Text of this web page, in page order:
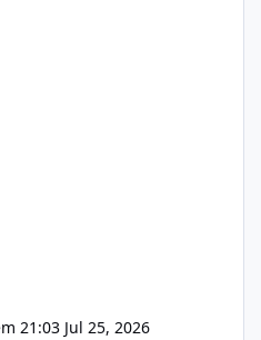
21:03 Jul 25, 2026